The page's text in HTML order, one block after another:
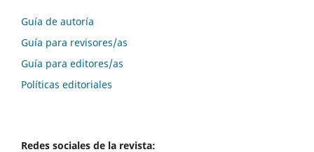
Guía de autoría
Guía para revisores/as
Guía para editores/as
Políticas editoriales
Redes sociales de la revista: